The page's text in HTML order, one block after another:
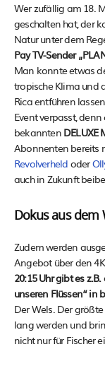
Wer zufällig am 18.
geschalten hat, der
Natur unter dem
Pay TV-Sender
Man konnte etwas
tropische Klima und
Rica entführen
Event verpasst,
bekannten DELUXE
Abonnenten bereits
Revolverheld oder
auch in Zukunft
Dokus aus dem
Zudem werden
Angebot über den
20:15 Uhr gibt es
unseren Flüssen“ in
Der Wels. Der
lang werden und
nicht nur für Fischer